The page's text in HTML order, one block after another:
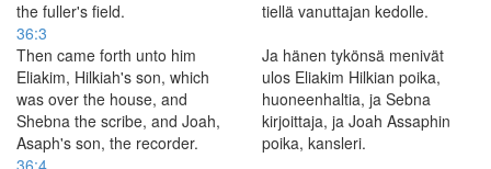
the fuller's field.
tiellä vanuttajan kedolle.
36:3
Then came forth unto him
Eliakim, Hilkiah's son, which
was over the house, and
Shebna the scribe, and Joah,
Asaph's son, the recorder.
Ja hänen tykönsä menivät
ulos Eliakim Hilkian poika,
huoneenhaltia, ja Sebna
kirjoittaja, ja Joah Assaphin
poika, kansleri.
36:4